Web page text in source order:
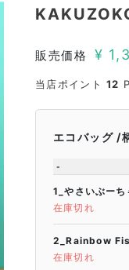
販売価格 ¥
当店ポイント 12
エコバッグ
-
1_やさいぶーち
在庫切れ
2_Rainbow
在庫切れ